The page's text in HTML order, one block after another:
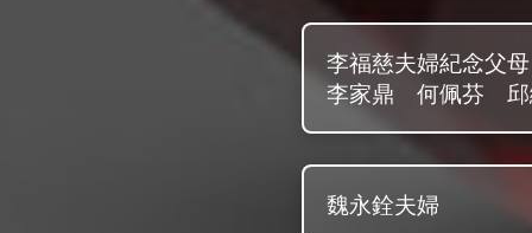
李福慈夫婦紀念父母
李家鼎 何佩芬
魏永銓夫婦